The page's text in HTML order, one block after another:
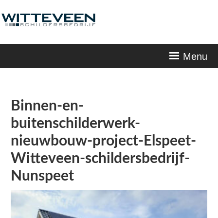
Menu
Binnen-en-
buitenschilderwerk-
nieuwbouw-project-Elspeet-
Witteveen-schildersbedrijf-
Nunspeet